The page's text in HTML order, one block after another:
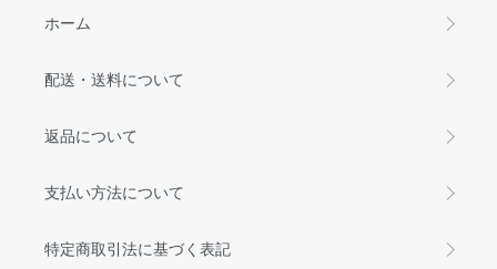
ホーム
配送・送料について
返品について
支払い方法について
特定商取引法に基づく表記